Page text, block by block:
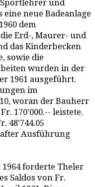
und
neue Badeanlage
dem
Erd-, Maurer- und
das Kinderbecken
sowie die
wurden in der
1961 ausgeführt.
im
woran der Bauherr
170'000.-- leistete.
48'744.05
Ausführung
1964 forderte Theler
Saldos von Fr.